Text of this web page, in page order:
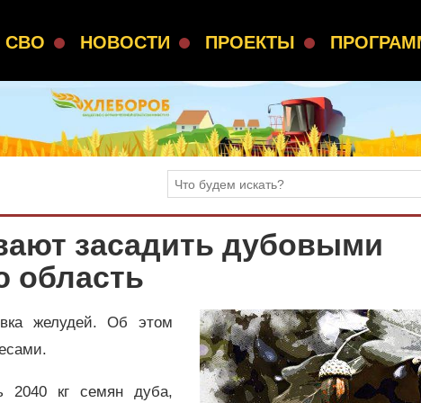
СВО НОВОСТИ ПРОЕКТЫ
засадить дубовыми
область
желудей. Об этом
2040 кг семян дуба,